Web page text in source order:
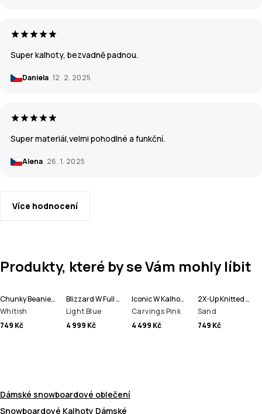
Super kalhoty, bezvadně padnou.
Daniela 12. 2. 2025
Super materiál,velmi pohodlné a funkční.
Alena 26. 1. 2025
Více hodnocení
Produkty, které by se Vám mohly líbit
Chunky Beanie čepice
Whitish
749 Kč
Blizzard W Full Zip Bunda na Snowboard Dámské
Light Blue
4 999 Kč
Iconic W Kalhoty na Snowboard Dámské
Carvings Pink
4 499 Kč
2X-Up Knitted Maska
Sand
749 Kč
Dámské snowboardové oblečení
Snowboardové Kalhoty Dámské